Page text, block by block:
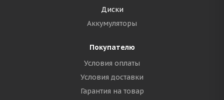
Диски
Аккумуляторы
Покупателю
Условия оплаты
Условия доставки
Гарантия на товар